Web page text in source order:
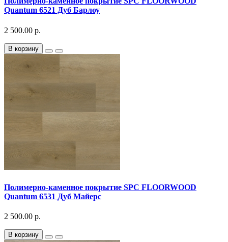
Quantum 6521 Дуб Барлоу
2 500.00 р.
В корзину
Полимерно-каменное покрытие SPC FLOORWOOD
Quantum 6531 Дуб Майерс
2 500.00 р.
В корзину